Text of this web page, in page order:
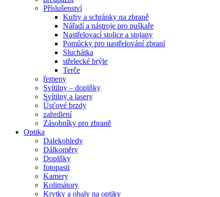
Příslušenství
Kufry a schránky na zbraně
Nářadí a nástroje pro puškaře
Nastřelovací stolice a stojany
Pomůcky pro nastřelování zbraní
Sluchátka
střelecké brýle
Terče
řemeny
Svítilny – doplňky
Svítilny a lasery
Úsťové brzdy
zahrdlení
Zásobníky pro zbraně
Optika
Dalekohledy
Dálkoměry
Doplňky
fotopasti
Kamery
Kolimátory
Krytky a obaly na optiky